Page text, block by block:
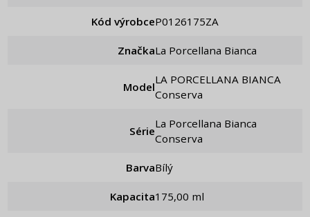
Kód výrobce P0126175ZA
Značka La Porcellana Bianca
Model
LA PORCELLANA BIANCA
Conserva
Série
La Porcellana Bianca
Conserva
Barva Bílý
Kapacita 175,00 ml